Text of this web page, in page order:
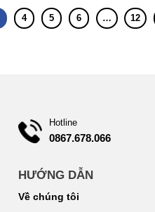
4 5 6 … 12
Hotline
0867.678.066
HƯỚNG DẪN
Về chúng tôi